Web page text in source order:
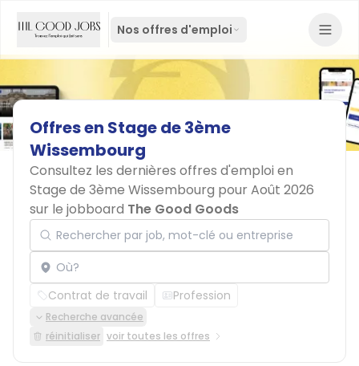
Nos offres d'emploi
Offresen Stagede3ème
Wissembourg
Consultez les dernières offres d'emploi en
Stage de 3ème Wissembourg pour Août 2026
sur le jobboard The Good Goods
Rechercher par job, mot-clé ou entreprise
Localisation
Contrat de travail Profession
Recherche avancée
réinitialiser voir toutes les offres